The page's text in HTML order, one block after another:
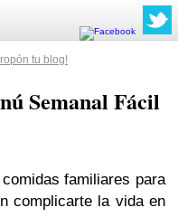
tu blog!
Semanal Fácil
familiares para
complicarte la vida en